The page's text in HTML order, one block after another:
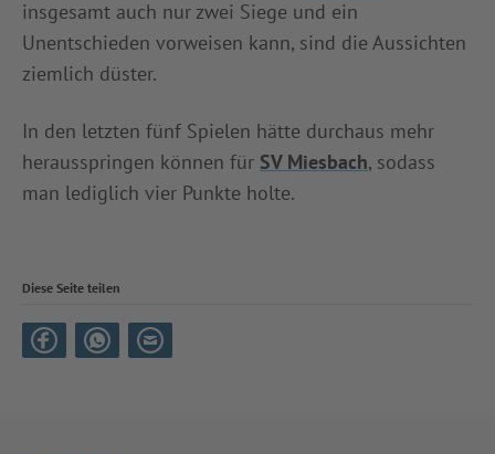
insgesamt auch nur zwei Siege und ein
Unentschieden vorweisen kann, sind die Aussichten
ziemlich düster.
In den letzten fünf Spielen hätte durchaus mehr
herausspringen können für SV Miesbach, sodass
man lediglich vier Punkte holte.
Diese Seite teilen